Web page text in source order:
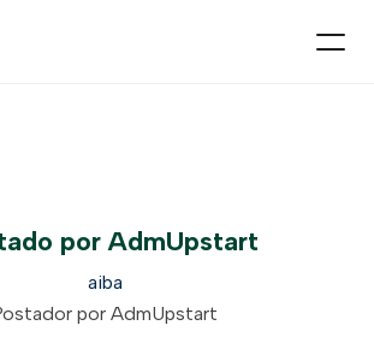
por AdmUpstart
aiba
por AdmUpstart